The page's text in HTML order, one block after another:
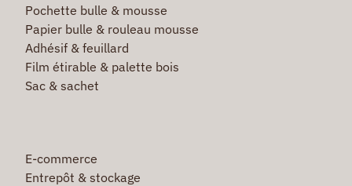
Pochette bulle & mousse
Papier bulle & rouleau mousse
Adhésif & feuillard
Film étirable & palette bois
Sac & sachet
E-commerce
Entrepôt & stockage